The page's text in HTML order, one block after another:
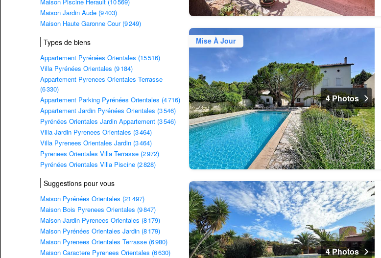
Maison Jardin Aude (9 403)
Maison Haute Garonne Cour (9 249)
Types de biens
Appartement Pyrénées Orientales (15 516)
Villa Pyrénées Orientales (9 184)
Appartement Pyrenees Orientales Terrasse
(6 330)
Appartement Parking Pyrénées Orientales (4 716)
Appartement Jardin Pyrénées Orientales (3 546)
Pyrénées Orientales Jardin Appartement (3 546)
Villa Jardin Pyrenees Orientales (3 464)
Villa Pyrenees Orientales Jardin (3 464)
Pyrenees Orientales Villa Terrasse (2 972)
Pyrénées Orientales Villa Piscine (2 828)
Suggestions pour vous
Maison Pyrénées Orientales (21 497)
Maison Bois Pyrenees Orientales (9 847)
Maison Jardin Pyrenees Orientales (8 179)
Maison Pyrénées Orientales Jardin (8 179)
Maison Pyrenees Orientales Terrasse (6 980)
Maison Caractere Pyrenees Orientales (6 630)
Mise À Jour
4 Photos
4 Photos